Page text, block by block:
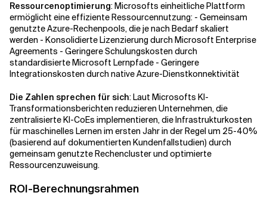
Ressourcenoptimierung: Microsofts einheitliche Plattform
ermöglicht eine effiziente Ressourcennutzung: - Gemeinsam
genutzte Azure-Rechenpools, die je nach Bedarf skaliert
werden - Konsolidierte Lizenzierung durch Microsoft Enterprise
Agreements - Geringere Schulungskosten durch
standardisierte Microsoft Lernpfade - Geringere
Integrationskosten durch native Azure-Dienstkonnektivität
Die Zahlen sprechen für sich: Laut Microsofts KI-
Transformationsberichten reduzieren Unternehmen, die
zentralisierte KI-CoEs implementieren, die Infrastrukturkosten
für maschinelles Lernen im ersten Jahr in der Regel um 25-40%
(basierend auf dokumentierten Kundenfallstudien) durch
gemeinsam genutzte Rechencluster und optimierte
Ressourcenzuweisung.
ROI-Berechnungsrahmen